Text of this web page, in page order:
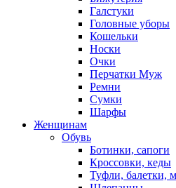
Галстуки
Головные уборы
Кошельки
Носки
Очки
Перчатки Муж
Ремни
Сумки
Шарфы
Женщинам
Обувь
Ботинки, сапоги
Кроссовки, кеды
Туфли, балетки,